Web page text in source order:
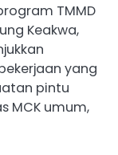
TMMD
Keakwa,
yang
pintu
MCK umum,